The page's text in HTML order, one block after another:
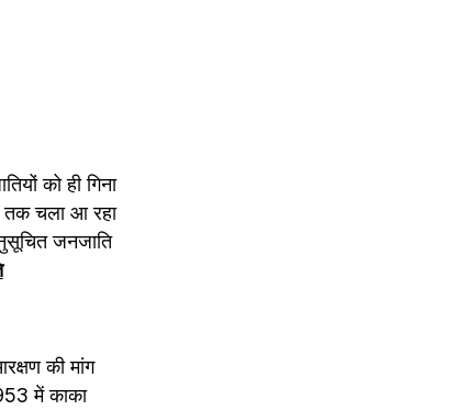
को ही गिना
तक चला आ रहा
जनजाति
की मांग
में काका